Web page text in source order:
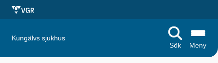
Kungälvs sjukhus
Sök
Meny